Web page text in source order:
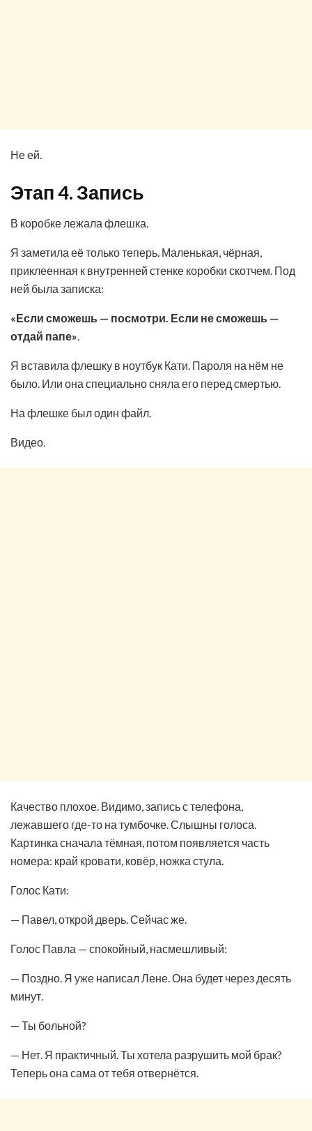
Не ей.
Этап 4. Запись
В коробке лежала флешка.
Я заметила её только теперь. Маленькая, чёрная,
приклеенная к внутренней стенке коробки скотчем. Под
ней была записка:
«Если сможешь — посмотри. Если не сможешь —
отдай папе».
Я вставила флешку в ноутбук Кати. Пароля на нём не
было. Или она специально сняла его перед смертью.
На флешке был один файл.
Видео.
Качество плохое. Видимо, запись с телефона,
лежавшего где-то на тумбочке. Слышны голоса.
Картинка сначала тёмная, потом появляется часть
номера: край кровати, ковёр, ножка стула.
Голос Кати:
— Павел, открой дверь. Сейчас же.
Голос Павла — спокойный, насмешливый:
— Поздно. Я уже написал Лене. Она будет через десять
минут.
— Ты больной?
— Нет. Я практичный. Ты хотела разрушить мой брак?
Теперь она сама от тебя отвернётся.